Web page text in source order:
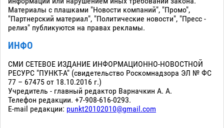
Материалы с плашками "Новости компаний", "Промо",
"Партнерский материал", "Политические новости", "Пресс -
релиз" публикуются на правах рекламы.
ИНФО
СМИ СЕТЕВОЕ ИЗДАНИЕ ИНФОРМАЦИОННО-НОВОСТНОЙ
РЕСУРС "ПУНКТ-А" (свидетельство Роскомнадзора ЭЛ № ФС
77 – 67475 от 18.10.2016 г.)
Учредитель - главный редактор Варначкин А. А.
Телефон редакции. +7-908-616-0293.
E-mail редакции: punkt20102010@gmail.com